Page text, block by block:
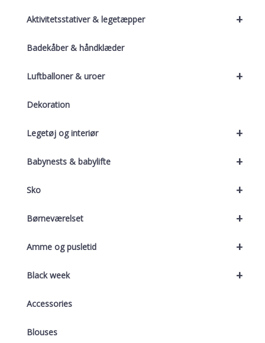
+
Aktivitetsstativer & legetæpper
Badekåber & håndklæder
+
Luftballoner & uroer
Dekoration
+
Legetøj og interiør
+
Babynests & babylifte
+
Sko
+
Børneværelset
+
Amme og pusletid
+
Black week
Accessories
Blouses